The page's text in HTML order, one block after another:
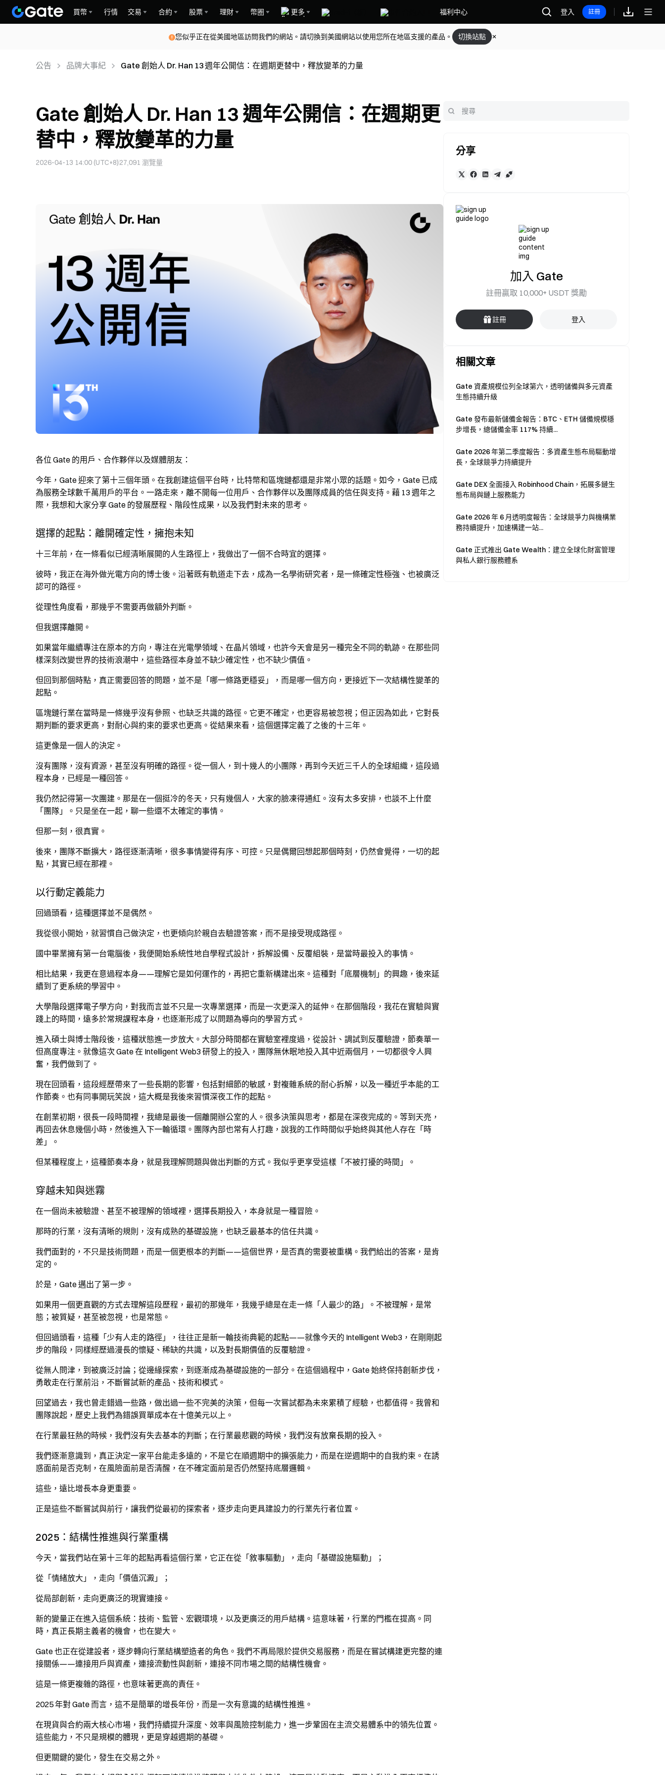
買幣 行情 交易 合約 股票 理財 幣圈 更多 福利中心 登入 註冊
您似乎正在從美國地區訪問我們的網站。請切換到美國網站以使用您所在地區支援的產品。 切換站點
公告 品牌大事紀 Gate 創始人 Dr. Han 13 週年公開信：在週期更替中，釋放變革的力量
Gate 創始人 Dr. Han 13 週年公開信：在週期更
替中，釋放變革的力量
2026-04-13 14:00 (UTC+8)27,091 瀏覽量
各位 Gate 的用戶、合作夥伴以及媒體朋友：
今年，Gate 迎來了第十三個年頭。在我創建這個平台時，比特幣和區塊鏈都還是非常小眾的話題。如今，Gate 已成
為服務全球數千萬用戶的平台。一路走來，離不開每一位用戶、合作夥伴以及團隊成員的信任與支持。藉 13 週年之
際，我想和大家分享 Gate 的發展歷程、階段性成果，以及我們對未來的思考。
選擇的起點：離開確定性，擁抱未知
十三年前，在一條看似已經清晰展開的人生路徑上，我做出了一個不合時宜的選擇。
彼時，我正在海外做光電方向的博士後。沿著既有軌道走下去，成為一名學術研究者，是一條確定性極強、也被廣泛
認可的路徑。
從理性角度看，那幾乎不需要再做額外判斷。
但我選擇離開。
如果當年繼續專注在原本的方向，專注在光電學領域、在晶片領域，也許今天會是另一種完全不同的軌跡。在那些同
樣深刻改變世界的技術浪潮中，這些路徑本身並不缺少確定性，也不缺少價值。
但回到那個時點，真正需要回答的問題，並不是「哪一條路更穩妥」，而是哪一個方向，更接近下一次結構性變革的
起點。
區塊鏈行業在當時是一條幾乎沒有參照、也缺乏共識的路徑。它更不確定，也更容易被忽視；但正因為如此，它對長
期判斷的要求更高，對耐心與約束的要求也更高。從結果來看，這個選擇定義了之後的十三年。
這更像是一個人的決定。
沒有團隊，沒有資源，甚至沒有明確的路徑。從一個人，到十幾人的小團隊，再到今天近三千人的全球組織，這段過
程本身，已經是一種回答。
我仍然記得第一次團建。那是在一個挺冷的冬天，只有幾個人，大家的臉凍得通紅。沒有太多安排，也談不上什麼
「團隊」。只是坐在一起，聊一些還不太確定的事情。
但那一刻，很真實。
後來，團隊不斷擴大，路徑逐漸清晰，很多事情變得有序、可控。只是偶爾回想起那個時刻，仍然會覺得，一切的起
點，其實已經在那裡。
以行動定義能力
回過頭看，這種選擇並不是偶然。
我從很小開始，就習慣自己做決定，也更傾向於親自去驗證答案，而不是接受現成路徑。
國中畢業擁有第一台電腦後，我便開始系統性地自學程式設計，拆解設備、反覆組裝，是當時最投入的事情。
相比結果，我更在意過程本身——理解它是如何運作的，再把它重新構建出來。這種對「底層機制」的興趣，後來延
續到了更系統的學習中。
大學階段選擇電子學方向，對我而言並不只是一次專業選擇，而是一次更深入的延伸。在那個階段，我花在實驗與實
踐上的時間，遠多於常規課程本身，也逐漸形成了以問題為導向的學習方式。
進入碩士與博士階段後，這種狀態進一步放大。大部分時間都在實驗室裡度過，從設計、調試到反覆驗證，節奏單一
但高度專注。就像這次 Gate 在 Intelligent Web3 研發上的投入，團隊無休眠地投入其中近兩個月，一切都很令人興
奮，我們做到了。
現在回頭看，這段經歷帶來了一些長期的影響，包括對細節的敏感，對複雜系統的耐心拆解，以及一種近乎本能的工
作節奏。也有同事開玩笑說，這大概是我後來習慣深夜工作的起點。
在創業初期，很長一段時間裡，我總是最後一個離開辦公室的人。很多決策與思考，都是在深夜完成的。等到天亮，
再回去休息幾個小時，然後進入下一輪循環。團隊內部也常有人打趣，說我的工作時間似乎始終與其他人存在「時
差」。
但某種程度上，這種節奏本身，就是我理解問題與做出判斷的方式。我似乎更享受這樣「不被打擾的時間」。
穿越未知與迷霧
在一個尚未被驗證、甚至不被理解的領域裡，選擇長期投入，本身就是一種冒險。
那時的行業，沒有清晰的規則，沒有成熟的基礎設施，也缺乏最基本的信任共識。
我們面對的，不只是技術問題，而是一個更根本的判斷——這個世界，是否真的需要被重構。我們給出的答案，是肯
定的。
於是，Gate 邁出了第一步。
如果用一個更直觀的方式去理解這段歷程，最初的那幾年，我幾乎總是在走一條「人最少的路」。不被理解，是常
態；被質疑，甚至被忽視，也是常態。
但回過頭看，這種「少有人走的路徑」，往往正是新一輪技術典範的起點——就像今天的 Intelligent Web3，在剛剛起
步的階段，同樣經歷過漫長的懷疑、稀缺的共識，以及對長期價值的反覆驗證。
從無人問津，到被廣泛討論；從邊緣探索，到逐漸成為基礎設施的一部分。在這個過程中，Gate 始終保持創新步伐，
勇敢走在行業前沿，不斷嘗試新的產品、技術和模式。
回望過去，我也曾走錯過一些路，做出過一些不完美的決策，但每一次嘗試都為未來累積了經驗，也都值得。我曾和
團隊說起，歷史上我們為錯誤買單成本在十億美元以上。
在行業最狂熱的時候，我們沒有失去基本的判斷；在行業最悲觀的時候，我們沒有放棄長期的投入。
我們逐漸意識到，真正決定一家平台能走多遠的，不是它在順週期中的擴張能力，而是在逆週期中的自我約束。在誘
惑面前是否克制，在風險面前是否清醒，在不確定面前是否仍然堅持底層邏輯。
這些，遠比增長本身更重要。
正是這些不斷嘗試與前行，讓我們從最初的探索者，逐步走向更具建設力的行業先行者位置。
2025：結構性推進與行業重構
今天，當我們站在第十三年的起點再看這個行業，它正在從「敘事驅動」，走向「基礎設施驅動」；
從「情緒放大」，走向「價值沉澱」；
從局部創新，走向更廣泛的現實連接。
新的變量正在進入這個系統：技術、監管、宏觀環境，以及更廣泛的用戶結構。這意味著，行業的門檻在提高。同
時，真正長期主義者的機會，也在變大。
Gate 也正在從建設者，逐步轉向行業結構塑造者的角色。我們不再局限於提供交易服務，而是在嘗試構建更完整的連
接關係——連接用戶與資產，連接流動性與創新，連接不同市場之間的結構性機會。
這是一條更複雜的路徑，也意味著更高的責任。
2025 年對 Gate 而言，這不是簡單的增長年份，而是一次有意識的結構性推進。
在現貨與合約兩大核心市場，我們持續提升深度、效率與風險控制能力，進一步鞏固在主流交易體系中的領先位置。
這些能力，不只是規模的體現，更是穿越週期的基礎。
但更關鍵的變化，發生在交易之外。
分享
加入 Gate
註冊贏取 10,000+ USDT 獎勵
註冊 登入
相關文章
Gate 資產規模位列全球第六，透明儲備與多元資產
生態持續升級
Gate 發布最新儲備金報告：BTC、ETH 儲備規模穩
步增長，總儲備金率 117% 持續...
Gate 2026 年第二季度報告：多資產生態布局驅動增
長，全球競爭力持續提升
Gate DEX 全面接入 Robinhood Chain，拓展多鏈生
態布局與鏈上服務能力
Gate 2026 年 6 月透明度報告：全球競爭力與機構業
務持續提升，加速構建一站...
Gate 正式推出 Gate Wealth：建立全球化財富管理
與私人銀行服務體系